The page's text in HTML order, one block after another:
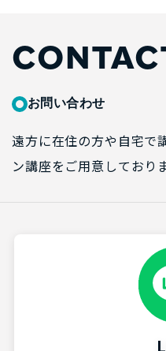
お問い合わせ
遠方に在住の方や自宅で
ン講座をご用意しており